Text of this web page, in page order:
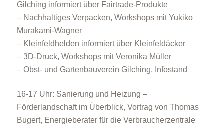
Gilching informiert über Fairtrade-Produkte
– Nachhaltiges Verpacken, Workshops mit Yukiko
Murakami-Wagner
– Kleinfeldhelden informiert über Kleinfeldäcker
– 3D-Druck, Workshops mit Veronika Müller
– Obst- und Gartenbauverein Gilching, Infostand
16-17 Uhr: Sanierung und Heizung –
Förderlandschaft im Überblick, Vortrag von Thomas
Bugert, Energieberater für die Verbraucherzentrale